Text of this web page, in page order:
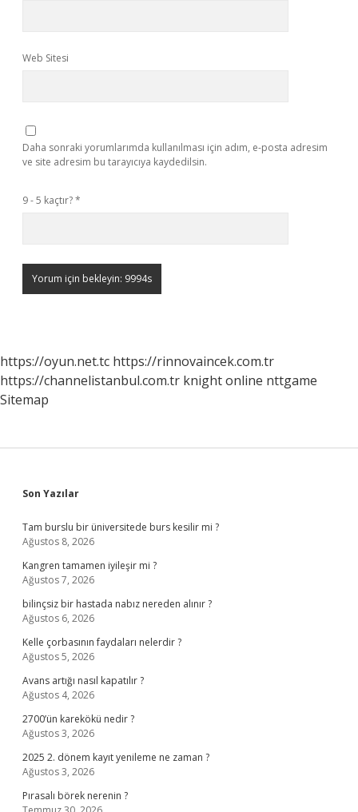
Web Sitesi
Daha sonraki yorumlarımda kullanılması için adım, e-posta adresim
ve site adresim bu tarayıcıya kaydedilsin.
9 - 5 kaçtır?*
https://oyun.net.tc https://rinnovaincek.com.tr
https://channelistanbul.com.tr knight online nttgame
Sitemap
Sidebar
Son Yazılar
Tam burslu bir üniversitede burs kesilir mi ?
Ağustos 8, 2026
Kangren tamamen iyileşir mi ?
Ağustos 7, 2026
bilinçsiz bir hastada nabız nereden alınır ?
Ağustos 6, 2026
Kelle çorbasının faydaları nelerdir ?
Ağustos 5, 2026
Avans artığı nasıl kapatılır ?
Ağustos 4, 2026
2700’ün karekökü nedir ?
Ağustos 3, 2026
2025 2. dönem kayıt yenileme ne zaman ?
Ağustos 3, 2026
Pırasalı börek nerenin ?